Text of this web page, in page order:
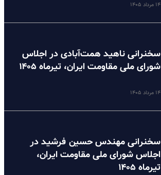
۱۴ مرداد ۱۴۰۵
سخنرانی ناهید همت‌آبادی در اجلاس
شورای ملی مقاومت ایران، تیرماه ۱۴۰۵
۱۴ مرداد ۱۴۰۵
سخنرانی مهندس حسین فرشید در
اجلاس شورای ملی مقاومت ایران،
تیرماه ۱۴۰۵